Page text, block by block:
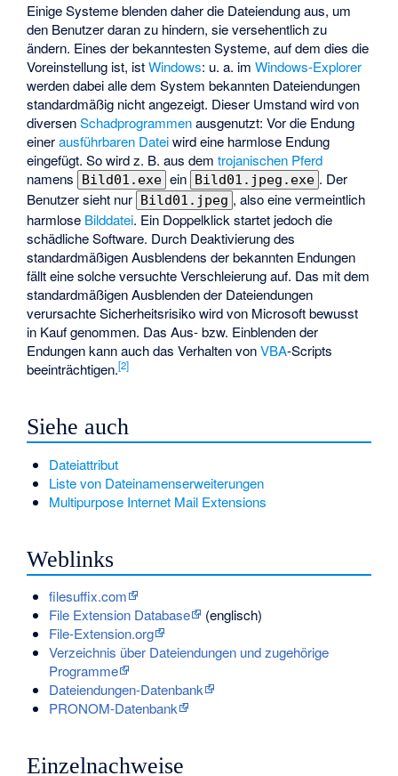
Einige Systeme blenden daher die Dateiendung aus, um
den Benutzer daran zu hindern, sie versehentlich zu
ändern. Eines der bekanntesten Systeme, auf dem dies die
Voreinstellung ist, istWindows: u. a. imWindows-Explorer
werden dabei alle dem System bekannten Dateiendungen
standardmäßig nicht angezeigt. Dieser Umstand wird von
diversenSchadprogrammenausgenutzt: Vor die Endung
einerausführbaren Dateiwird eine harmlose Endung
eingefügt. So wird z. B. aus demtrojanischen Pferd
namens
Bild01.exe ein Bild01.jpeg.exe . Der
Benutzer sieht nur Bild01.jpeg , also eine vermeintlich
harmlose Bilddatei. Ein Doppelklick startet jedoch die
schädliche Software. Durch Deaktivierung des
standardmäßigen Ausblendens der bekannten Endungen
fällt eine solche versuchte Verschleierung auf. Das mit dem
standardmäßigen Ausblenden der Dateiendungen
verursachte Sicherheitsrisiko wird von Microsoft bewusst
in Kauf genommen. Das Aus- bzw. Einblenden der
Endungen kann auch das Verhalten vonVBA-Scripts
beeinträchtigen.[2]
Siehe auch
Dateiattribut
Liste von Dateinamenserweiterungen
Multipurpose Internet Mail Extensions
Weblinks
filesuffix.com
File Extension Database
(englisch)
File-Extension.org
Verzeichnis über Dateiendungen und zugehörige
Programme
Dateiendungen-Datenbank
PRONOM-Datenbank
Einzelnachweise